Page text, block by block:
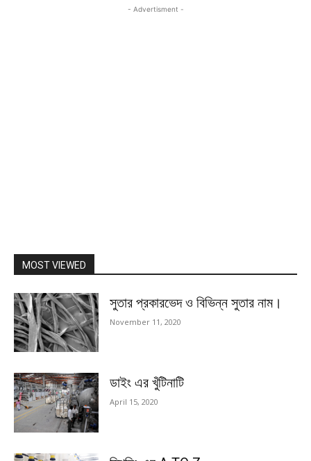
- Advertisment -
MOST VIEWED
সুতার প্রকারভেদ ও বিভিন্ন সুতার নাম।
November 11, 2020
ডাইং এর খুঁটিনাটি
April 15, 2020